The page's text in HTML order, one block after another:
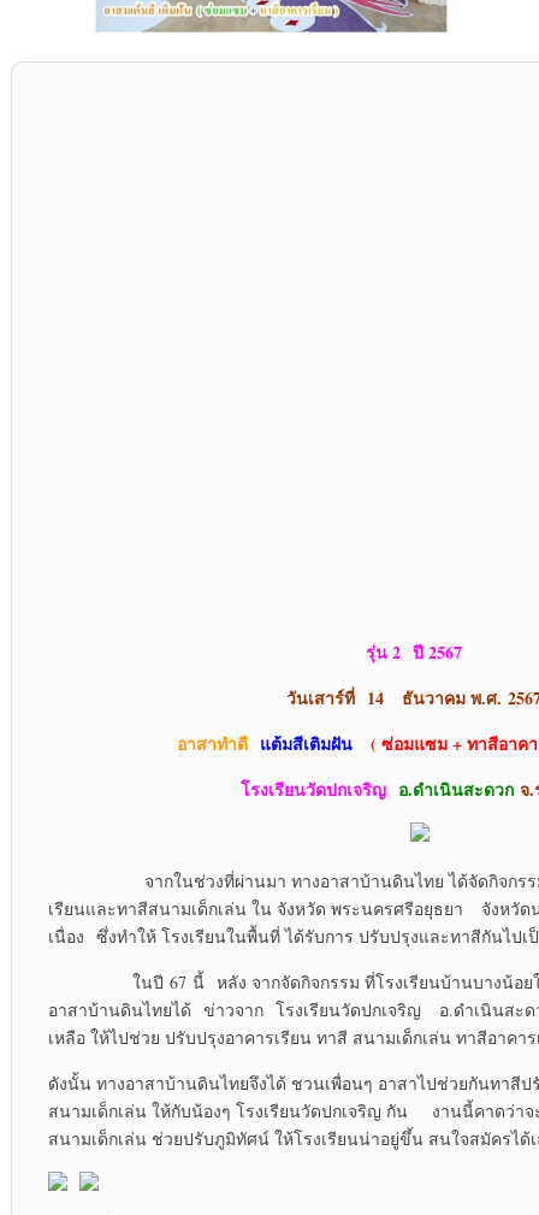
รุ่น 2 ปี 2567
วันเสาร์ที่ 14 ธันวาคม พ.ศ.
อาสาทำดี แต้มสีเติมฝัน( ซ่อมแซม + ทาสีอาค
โรงเรียนวัดปกเจริญ อ.ดำเนินสะดวก จ
จากในช่วงที่ผ่านมา ทางอาสาบ้านดินไทย ได้จัดกิจกรรม
เรียนและทาสีสนามเด็กเล่น ใน จังหวัด พระนครศรีอยุธยา จังห
เนื่อง ซึ่งทำให้ โรงเรียนในพื้นที่ ได้รับการ ปรับปรุงและทาสีกันไปเ
ในปี 67 นี้ หลัง จากจัดกิจกรรม ที่โรงเรียนบ้านบางน้อยใ
อาสาบ้านดินไทยได้ ข่าวจาก โรงเรียนวัดปกเจริญ อ.ดำเนินส
เหลือ ให้ไปช่วย ปรับปรุงอาคารเรียน ทาสี สนามเด็กเล่น ทาสีอาคาร
ดังนั้น ทางอาสาบ้านดินไทยจึงได้ ชวนเพื่อนๆ อาสาไปช่วยกันทาสีป
สนามเด็กเล่น ให้กับน้องๆ โรงเรียนวัดปกเจริญ กัน งานนี้คาดว่า
สนามเด็กเล่น ช่วยปรับภูมิทัศน์ ให้โรงเรียนน่าอยู่ขึ้น สนใจสมัครได้